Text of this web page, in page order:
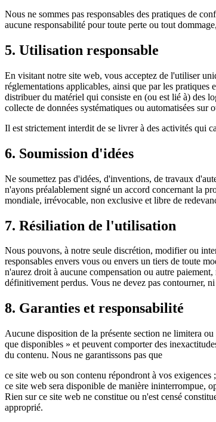
Nous ne sommes pas responsables des pratiques de
aucune responsabilité pour toute perte ou tout
5. Utilisation responsable
En visitant notre site web, vous acceptez de l'utiliser
réglementations applicables, ainsi que par les
distribuer du matériel qui consiste en (ou est lié à) des
collecte de données systématiques ou automatisées sur
Il est strictement interdit de se livrer à des activités qui
6. Soumission d'idées
Ne soumettez pas d'idées, d'inventions, de travaux
n'ayons préalablement signé un accord concernant la
mondiale, irrévocable, non exclusive et libre de
7. Résiliation de l'utilisation
Nous pouvons, à notre seule discrétion, modifier ou
responsables envers vous ou envers un tiers de toute
n'aurez droit à aucune compensation ou autre
définitivement perdus. Vous ne devez pas contourner,
8. Garanties et responsabilité
Aucune disposition de la présente section ne limitera
que disponibles » et peuvent comporter des
du contenu. Nous ne garantissons pas que
ce site web ou son contenu répondront à vos exigences ;
ce site web sera disponible de manière ininterrompue,
Rien sur ce site web ne constitue ou n'est censé
approprié.